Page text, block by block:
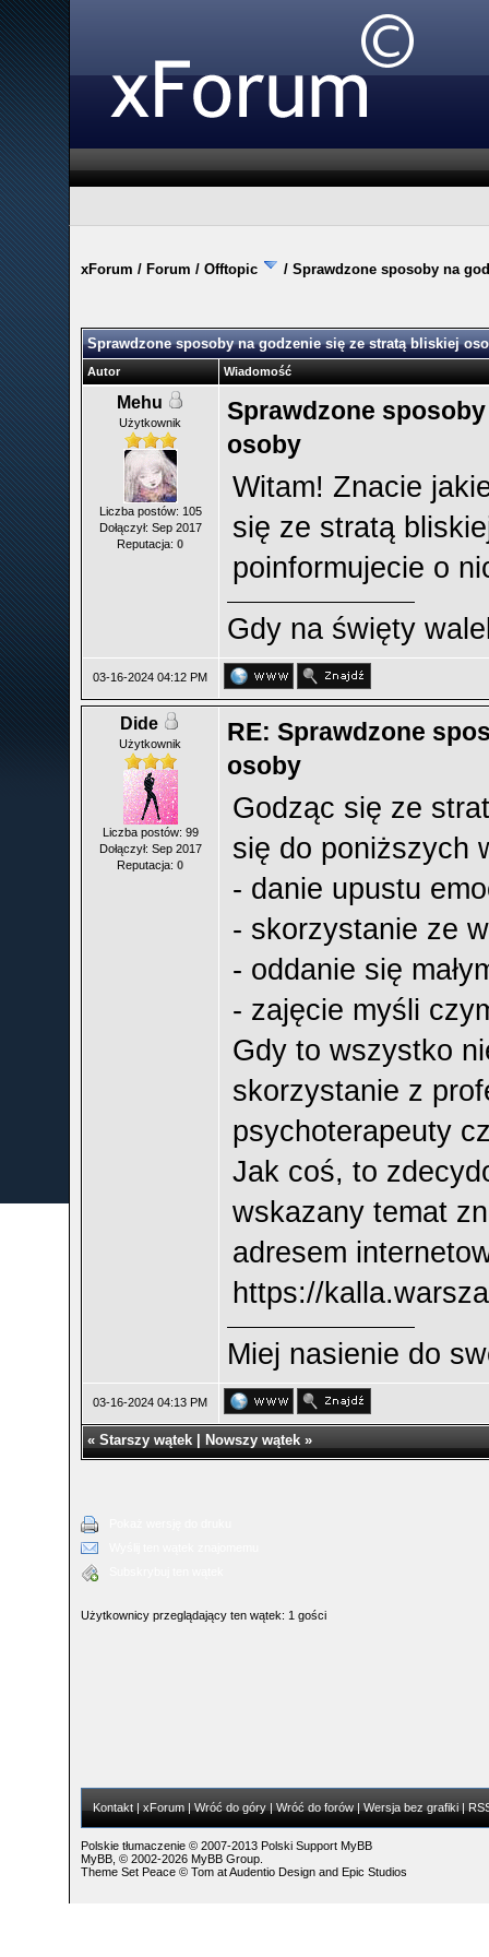
xForum / Forum / Offtopic / Sprawdzone sposoby na
Sprawdzone sposoby na godzenie się ze stratą bliskiej
Autor Wiadomość
Mehu
Użytkownik
Liczba postów: 105
Dołączył: Sep 2017
Reputacja: 0
Sprawdzone
osoby
Witam! Znacie
się ze stratą
poinformujecie o
Gdy na święty
03-16-2024 04:12 PM
Dide
Użytkownik
Liczba postów: 99
Dołączył: Sep 2017
Reputacja: 0
RE: Sprawdzone
osoby
Godząc się ze
się do poniższych
- danie upustu
- skorzystanie ze
- oddanie się
- zajęcie myśli
Gdy to wszystko
skorzystanie z
psychoterapeuty
Jak coś, to
wskazany temat
adresem
https://
Miej nasienie do
03-16-2024 04:13 PM
« Starszy wątek| Nowszy wątek»
Użytkownicy przeglądający ten wątek: 1 gości
Kontakt| xForum| Wróć do góry| Wróć do forów| Wersja bez grafiki|
Polskie tłumaczenie © 2007-2013 Polski Support MyBB
MyBB, © 2002-2026 MyBB Group.
Theme Set Peace © TomatAudentio Designand Epic Studios